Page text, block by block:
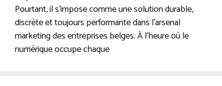
Pourtant, il s’impose comme une solution durable,
discrète et toujours performante dans l’arsenal
marketing des entreprises belges. À l’heure où le
numérique occupe chaque